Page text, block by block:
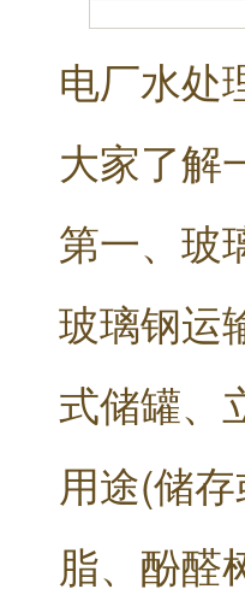
电厂水处
大家了解
第一、玻
玻璃钢运
式储罐、
用途(储
脂、酚醛